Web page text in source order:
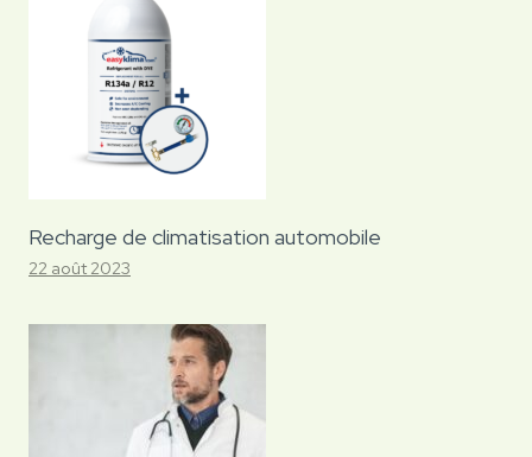
Recharge de climatisation automobile
22 août 2023